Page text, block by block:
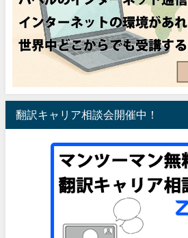
翻訳キャリア相談会開催中！